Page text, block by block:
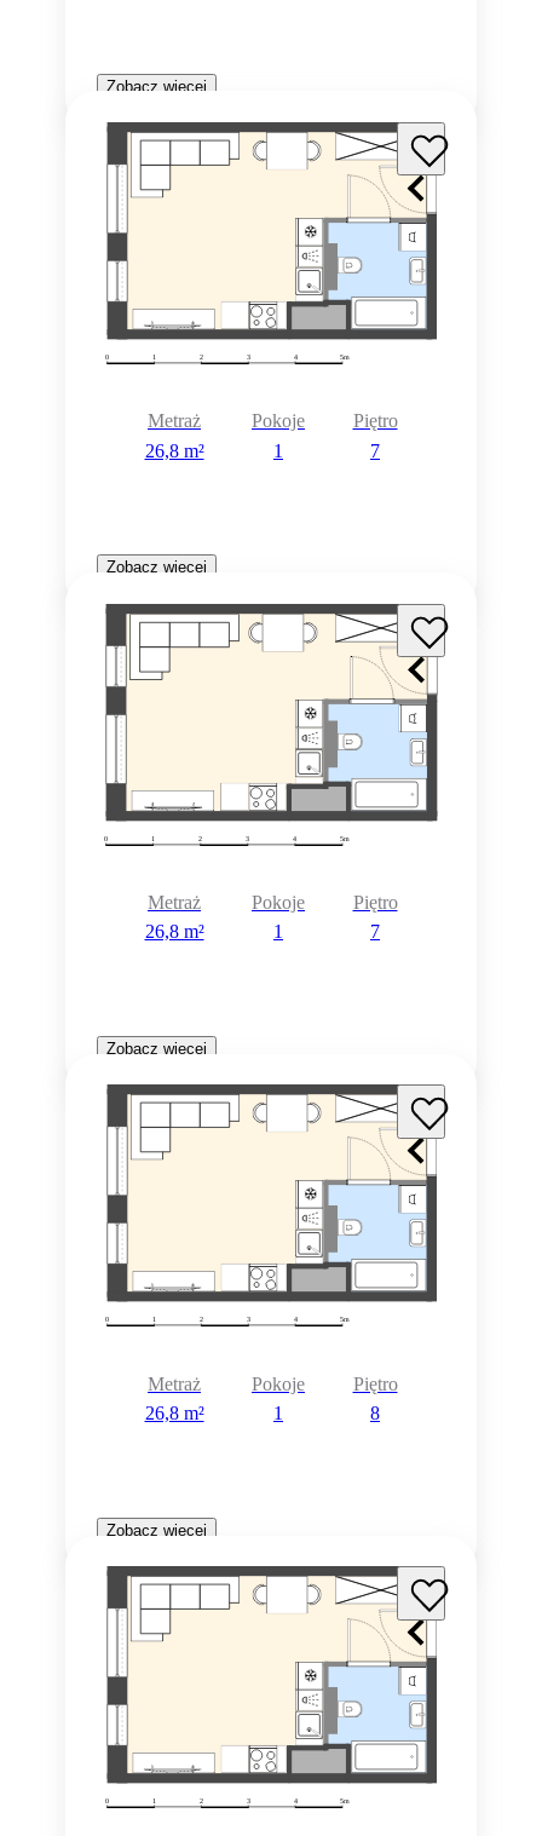
Zobacz więcej
Metraż
26,8 m²
Pokoje
1
Piętro
7
Zobacz więcej
Metraż
26,8 m²
Pokoje
1
Piętro
7
Zobacz więcej
Metraż
26,8 m²
Pokoje
1
Piętro
8
Zobacz więcej